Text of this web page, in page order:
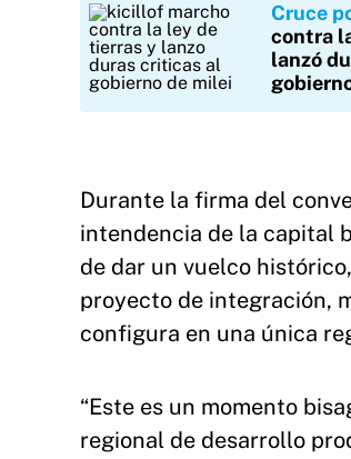
Cruce
contra
lanzó
Durante la firma del
intendencia de la capital
de dar un vuelco
proyecto de integración,
configura en una única
“Este es un momento
regional de desarrollo